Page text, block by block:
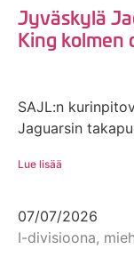
Jyväskylä
King
SAJL:n
Jaguarsin
Lue lisää
07/07/2026
I-divisioona,